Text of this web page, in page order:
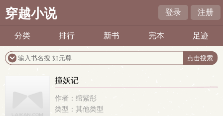
穿越小说 登录 注册
分类 排行 新书 完本 足迹
撞妖记
作者：绾紫彤
类型：其他类型